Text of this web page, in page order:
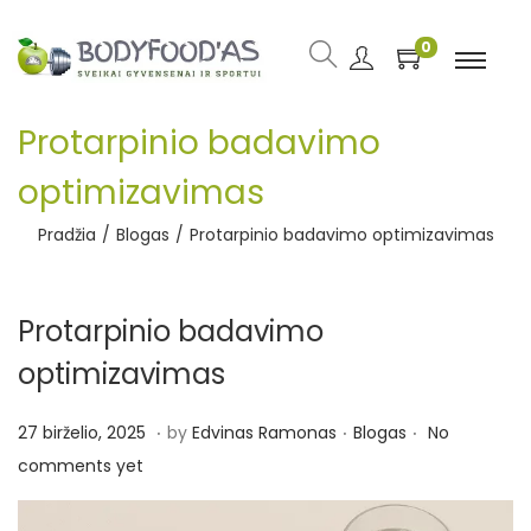
0
Protarpinio badavimo
optimizavimas
Pradžia / Blogas / Protarpinio badavimo optimizavimas
Protarpinio badavimo
optimizavimas
P
o
s
27 birželio, 2025 2
b
. by Edvinas Ramonas . P
s
Blogas . No
comments yet